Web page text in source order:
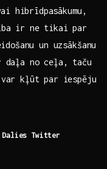
⁢hibrīdpasākumu,⁢
ir ne tikai ‌par‍
un uzsākšanu
daļa ‌no ceļa,⁤ taču
var kļūt par iespēju
Dalies Twitter